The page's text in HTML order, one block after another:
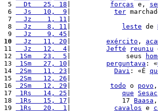
5
  Dt   25, 18
forças e,
6
  Js   10,  9
ter
7
  Jz    1, 11
|
8
  Jz    8, 11
leste de
9
  Jz    9, 45
|
10
  Jz   11, 20
exército ,
11
  Jz   12,  4
Jefté reuniu
12
1Sm   23,  5 |              seus
13
1Sm   27, 10 perguntava : «
14
2Sm   11, 23 Davi : «É
15
2Sm   12, 26 |
16
2Sm   12, 29 todo o povo ,
17
1Rs   14, 25 que Sesac
18
1Rs   15, 17 |             17 Baasa ,
19
1Rs   20,  1 cavalos e